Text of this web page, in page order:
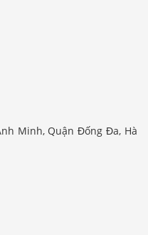
Minh, Quận Đống Đa, Hà